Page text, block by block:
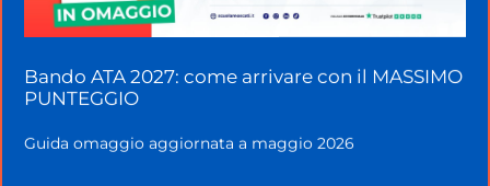
elementi fondamentali di diritto, con
particolare riferimento al diritto del lavoro,
così come l’educazione ambientale con la
tutela del patrimonio ambientale, delle
territoriali e agroalimentari;
Bando ATA 2027: come arrivare con il MASSIMO
PUNTEGGIO
Guida omaggio aggiornata a maggio 2026